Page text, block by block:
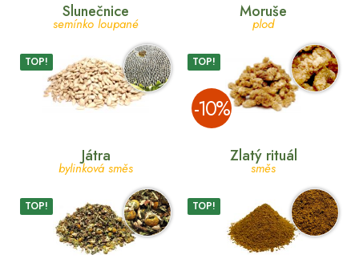
Slunečnice
semínko loupané
TOP!
Moruše
plod
TOP!
­-10%
Játra
bylinková směs
TOP!
Zlatý rituál
směs
TOP!